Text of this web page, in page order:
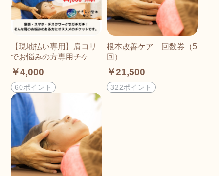
【現地払い専用】肩コリ
でお悩みの方専用チケッ
ト
￥4,000
60ポイント
根本改善ケア 回数券（5
回）
￥21,500
322ポイント